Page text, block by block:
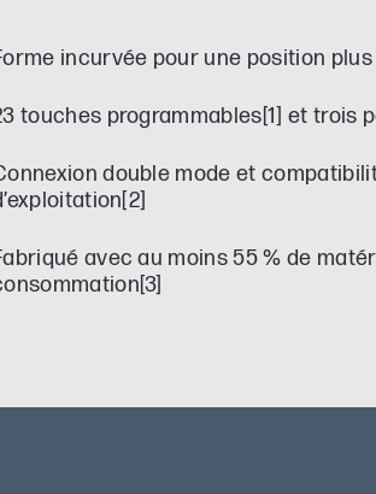
incurvée pour une position
touches programmables[1] et trois
double mode et
avec au moins 55 % de